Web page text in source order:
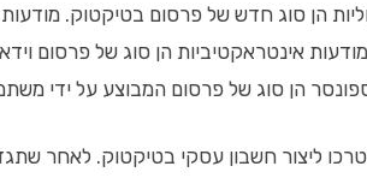
חדש של פרסום בטיקטוק. מודעות קוליות הן קטעי אודיו קצרים (עד 10 שניות) שניתן
מודעות אינטראקטיביות הן סוג של פרסום
הן סוג של פרסום המבוצע על ידי
ליצור חשבון עסקי בטיקטוק. לאחר